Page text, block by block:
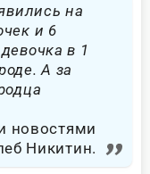
на
и 6
в 1
А за
новостями
Никитин.